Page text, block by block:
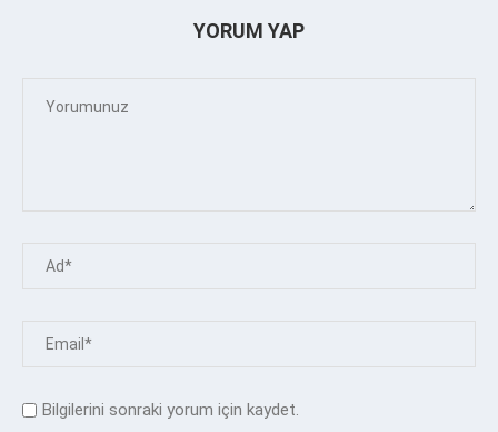
YORUM YAP
Bilgilerini sonraki yorum için kaydet.